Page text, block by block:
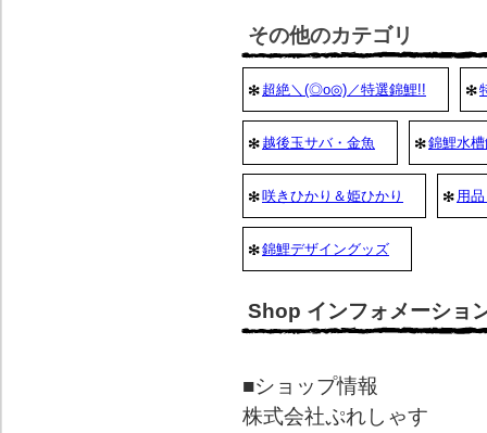
その他のカテゴリ
超絶＼(◎o◎)／特選錦鯉!!
越後玉サバ・金魚 錦鯉水
咲きひかり＆姫ひかり 用
錦鯉デザイングッズ
Shop インフォメーショ
■ショップ情報
株式会社ぷれしゃす